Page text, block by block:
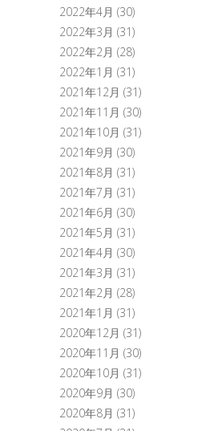
2022年4月 (30)
2022年3月 (31)
2022年2月 (28)
2022年1月 (31)
2021年12月 (31)
2021年11月 (30)
2021年10月 (31)
2021年9月 (30)
2021年8月 (31)
2021年7月 (31)
2021年6月 (30)
2021年5月 (31)
2021年4月 (30)
2021年3月 (31)
2021年2月 (28)
2021年1月 (31)
2020年12月 (31)
2020年11月 (30)
2020年10月 (31)
2020年9月 (30)
2020年8月 (31)